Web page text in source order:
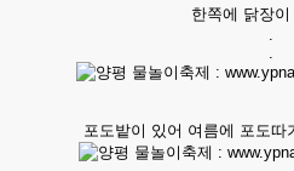
한쪽에 닭장
.
.
포도밭이 있어 여름에 포도따